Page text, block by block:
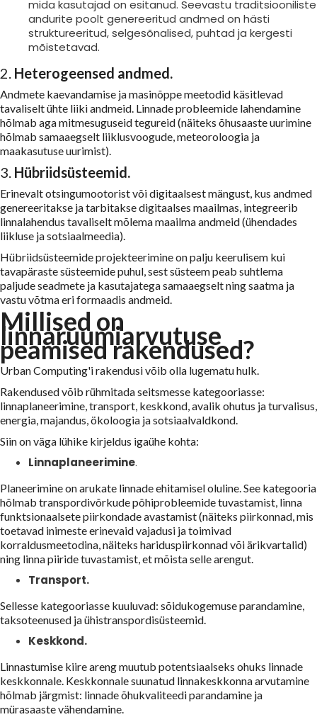
mida kasutajad on esitanud. Seevastu traditsiooniliste
andurite poolt genereeritud andmed on hästi
struktureeritud, selgesõnalised, puhtad ja kergesti
mõistetavad.
2. Heterogeensed andmed.
Andmete kaevandamise ja masinõppe meetodid käsitlevad
tavaliselt ühte liiki andmeid. Linnade probleemide lahendamine
hõlmab aga mitmesuguseid tegureid (näiteks õhusaaste uurimine
hõlmab samaaegselt liiklusvoogude, meteoroloogia ja
maakasutuse uurimist).
3. Hübriidsüsteemid.
Erinevalt otsingumootorist või digitaalsest mängust, kus andmed
genereeritakse ja tarbitakse digitaalses maailmas, integreerib
linnalahendus tavaliselt mõlema maailma andmeid (ühendades
liikluse ja sotsiaalmeedia).
Hübriidsüsteemide projekteerimine on palju keerulisem kui
tavapäraste süsteemide puhul, sest süsteem peab suhtlema
paljude seadmete ja kasutajatega samaaegselt ning saatma ja
vastu võtma eri formaadis andmeid.
Millised on
linnaruumiarvutuse
peamised rakendused?
Urban Computing'i rakendusi võib olla lugematu hulk.
Rakendused võib rühmitada seitsmesse kategooriasse:
linnaplaneerimine, transport, keskkond, avalik ohutus ja turvalisus,
energia, majandus, ökoloogia ja sotsiaalvaldkond.
Siin on väga lühike kirjeldus igaühe kohta:
Linnaplaneerimine.
Planeerimine on arukate linnade ehitamisel oluline. See kategooria
hõlmab transpordivõrkude põhiprobleemide tuvastamist, linna
funktsionaalsete piirkondade avastamist (näiteks piirkonnad, mis
toetavad inimeste erinevaid vajadusi ja toimivad
korraldusmeetodina, näiteks hariduspiirkonnad või ärikvartalid)
ning linna piiride tuvastamist, et mõista selle arengut.
Transport.
Sellesse kategooriasse kuuluvad: sõidukogemuse parandamine,
taksoteenused ja ühistranspordisüsteemid.
Keskkond.
Linnastumise kiire areng muutub potentsiaalseks ohuks linnade
keskkonnale. Keskkonnale suunatud linnakeskkonna arvutamine
hõlmab järgmist: linnade õhukvaliteedi parandamine ja
mürasaaste vähendamine.